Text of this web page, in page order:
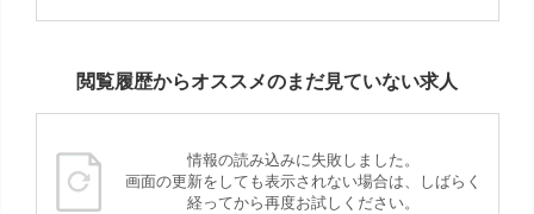
閲覧履歴からオススメのまだ見ていない求人
情報の読み込みに失敗しました。
画面の更新をしても表示されない場合は、しばらく
経ってから再度お試しください。